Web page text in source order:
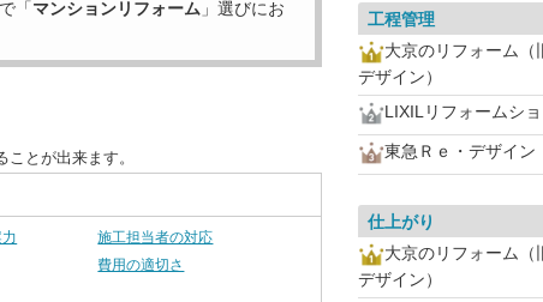
「マンションリフォーム 」選びにお
とが出来ます。
施工担当者の対応
費用の適切さ
工程管理
大京のリフォーム（
デザイン）
LIXILリフォームシ
東急Ｒｅ・デザイン
仕上がり
大京のリフォーム（
デザイン）